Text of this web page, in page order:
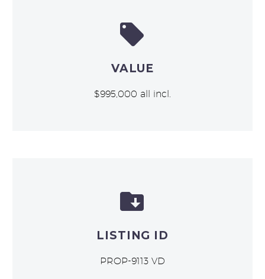


VALUE
$995,000 all incl.


LISTING ID
PROP-9113 VD